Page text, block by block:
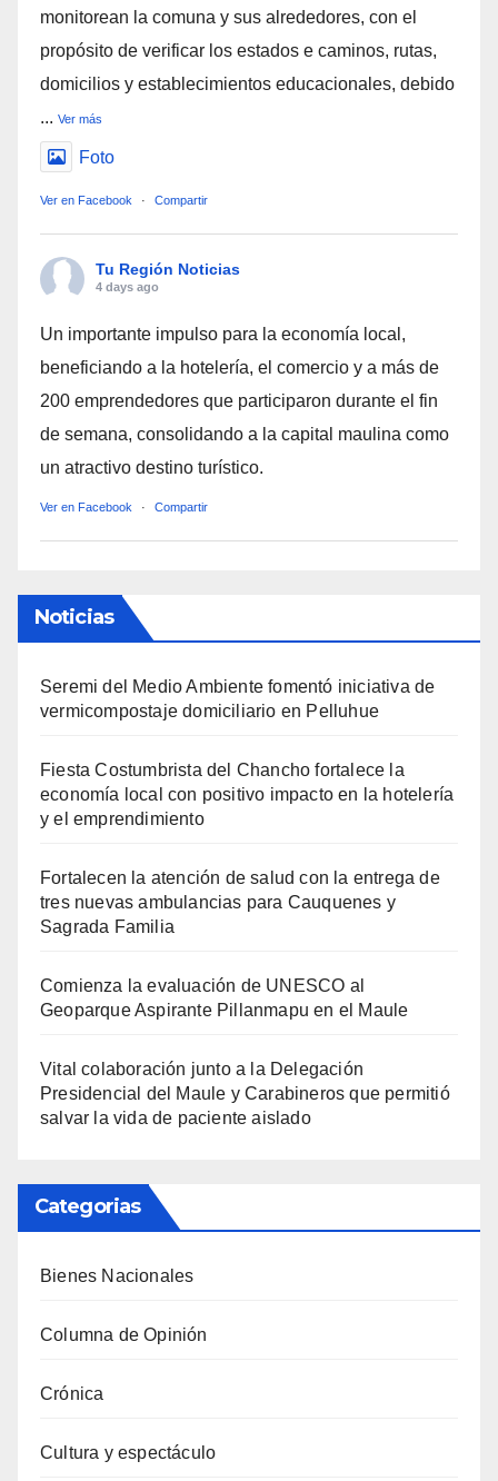
monitorean la comuna y sus alrededores, con el
propósito de verificar los estados e caminos, rutas,
domicilios y establecimientos educacionales, debido
... Ver más
Foto
Ver en Facebook · Compartir
Tu Región Noticias
4 days ago
Un importante impulso para la economía local,
beneficiando a la hotelería, el comercio y a más de
200 emprendedores que participaron durante el fin
de semana, consolidando a la capital maulina como
un atractivo destino turístico.
Ver en Facebook · Compartir
Noticias
Seremi del Medio Ambiente fomentó iniciativa de
vermicompostaje domiciliario en Pelluhue
Fiesta Costumbrista del Chancho fortalece la
economía local con positivo impacto en la hotelería
y el emprendimiento
Fortalecen la atención de salud con la entrega de
tres nuevas ambulancias para Cauquenes y
Sagrada Familia
Comienza la evaluación de UNESCO al
Geoparque Aspirante Pillanmapu en el Maule
Vital colaboración junto a la Delegación
Presidencial del Maule y Carabineros que permitió
salvar la vida de paciente aislado
Categorias
Bienes Nacionales
Columna de Opinión
Crónica
Cultura y espectáculo